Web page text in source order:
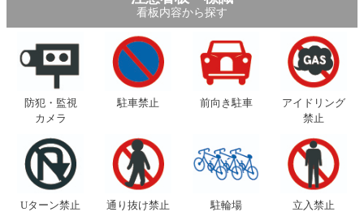
看板内容から探す
防犯・監視
カメラ
駐車禁止 前向き駐車
アイドリング
禁止
Uターン禁止 通り抜け禁止
駐輪場
立入禁止